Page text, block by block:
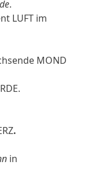
.
LUFT im
MOND
.
in